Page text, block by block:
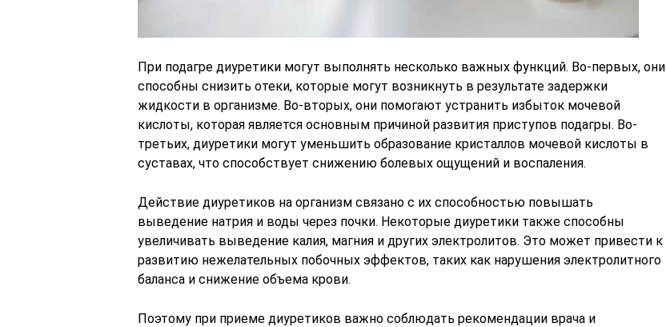
При подагре диуретики могут выполнять несколько важных функций. Во-первых, они
способны снизить отеки, которые могут возникнуть в результате задержки
жидкости в организме. Во-вторых, они помогают устранить избыток мочевой
кислоты, которая является основным причиной развития приступов подагры. Во-
третьих, диуретики могут уменьшить образование кристаллов мочевой кислоты в
суставах, что способствует снижению болевых ощущений и воспаления.
Действие диуретиков на организм связано с их способностью повышать
выведение натрия и воды через почки. Некоторые диуретики также способны
увеличивать выведение калия, магния и других электролитов. Это может привести к
развитию нежелательных побочных эффектов, таких как нарушения электролитного
баланса и снижение объема крови.
Поэтому при приеме диуретиков важно соблюдать рекомендации врача и